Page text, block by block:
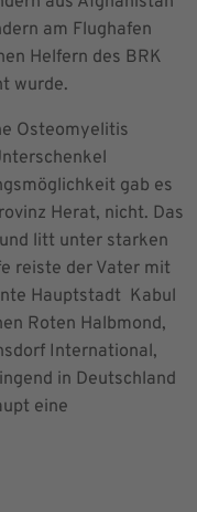
am Flughafen
Helfern des BRK
wurde.
Osteomyelitis
gab es
Herat, nicht. Das
litt unter starken
reiste der Vater mit
Hauptstadt Kabul
Roten Halbmond,
International,
in Deutschland
eine